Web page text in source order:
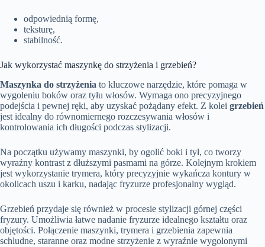
odpowiednią formę,
teksturę,
stabilność.
Jak wykorzystać maszynkę do strzyżenia i grzebień?
Maszynka do strzyżenia to kluczowe narzędzie, które pomaga w
wygoleniu boków oraz tyłu włosów. Wymaga ono precyzyjnego
podejścia i pewnej ręki, aby uzyskać pożądany efekt. Z kolei grzebień
jest idealny do równomiernego rozczesywania włosów i
kontrolowania ich długości podczas stylizacji.
Na początku używamy maszynki, by ogolić boki i tył, co tworzy
wyraźny kontrast z dłuższymi pasmami na górze. Kolejnym krokiem
jest wykorzystanie trymera, który precyzyjnie wykańcza kontury w
okolicach uszu i karku, nadając fryzurze profesjonalny wygląd.
Grzebień przydaje się również w procesie stylizacji górnej części
fryzury. Umożliwia łatwe nadanie fryzurze idealnego kształtu oraz
objętości. Połączenie maszynki, trymera i grzebienia zapewnia
schludne, staranne oraz modne strzyżenie z wyraźnie wygolonymi